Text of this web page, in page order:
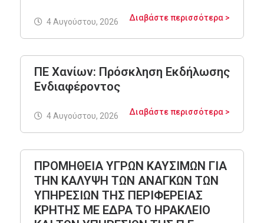
Διαβάστε περισσότερα >
4 Αυγούστου, 2026
ΠΕ Χανίων: Πρόσκληση Εκδήλωσης
Ενδιαφέροντος
Διαβάστε περισσότερα >
4 Αυγούστου, 2026
ΠΡΟΜΗΘΕΙΑ ΥΓΡΩΝ ΚΑΥΣΙΜΩΝ ΓΙΑ
ΤΗΝ ΚΑΛΥΨΗ ΤΩΝ ΑΝΑΓΚΩΝ ΤΩΝ
ΥΠΗΡΕΣΙΩΝ ΤΗΣ ΠΕΡΙΦΕΡΕΙΑΣ
ΚΡΗΤΗΣ ΜΕ ΕΔΡΑ ΤΟ ΗΡΑΚΛΕΙΟ